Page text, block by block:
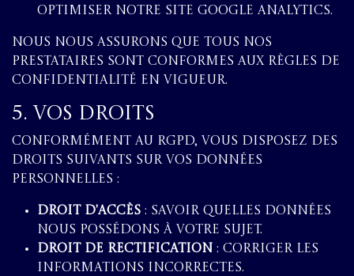
optimiser notre site Google Analytics.
Nous nous assurons que tous nos
prestataires sont conformes aux règles de
confidentialité en vigueur.
5. Vos Droits
Conformément au RGPD, vous disposez des
droits suivants sur vos données
personnelles :
Droit d'accès : savoir quelles données
nous possédons à votre sujet.
Droit de rectification : corriger les
informations incorrectes.